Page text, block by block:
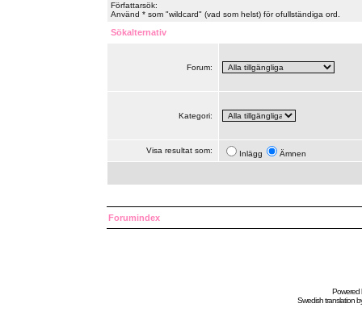
Författarsök:
Använd * som "wildcard" (vad som helst) för ofullständiga ord.
Sökalternativ
Forum:
Kategori:
Visa resultat som: Inlägg Ämnen
Forumindex
Powered
Swedishtranslation